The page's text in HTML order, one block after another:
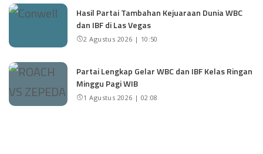
Hasil Partai Tambahan Kejuaraan Dunia WBC
dan IBF di Las Vegas
2 Agustus 2026 | 10:50
Partai Lengkap Gelar WBC dan IBF Kelas Ringan
Minggu Pagi WIB
1 Agustus 2026 | 02:08